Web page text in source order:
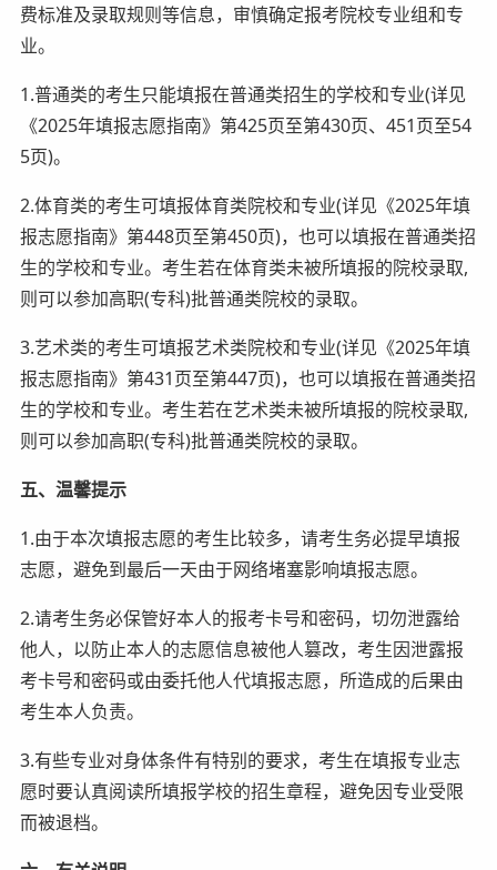
费标准及录取规则等信息，审慎确定报考院校专业组和专
业。
1.普通类的考生只能填报在普通类招生的学校和专业(详见
《2025年填报志愿指南》第425页至第430页、451页至54
5页)。
2.体育类的考生可填报体育类院校和专业(详见《2025年填
报志愿指南》第448页至第450页)，也可以填报在普通类招
生的学校和专业。考生若在体育类未被所填报的院校录取,
则可以参加高职(专科)批普通类院校的录取。
3.艺术类的考生可填报艺术类院校和专业(详见《2025年填
报志愿指南》第431页至第447页)，也可以填报在普通类招
生的学校和专业。考生若在艺术类未被所填报的院校录取,
则可以参加高职(专科)批普通类院校的录取。
五、温馨提示
1.由于本次填报志愿的考生比较多，请考生务必提早填报
志愿，避免到最后一天由于网络堵塞影响填报志愿。
2.请考生务必保管好本人的报考卡号和密码，切勿泄露给
他人，以防止本人的志愿信息被他人篡改，考生因泄露报
考卡号和密码或由委托他人代填报志愿，所造成的后果由
考生本人负责。
3.有些专业对身体条件有特别的要求，考生在填报专业志
愿时要认真阅读所填报学校的招生章程，避免因专业受限
而被退档。